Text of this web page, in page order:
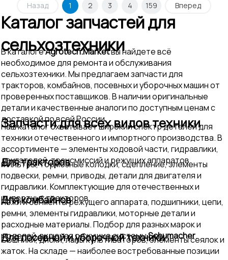
Назад 1 2 3 4 159 Вперед
Каталог запчастей для
сельхозтехники
В каталогеAgrotech.Marketвы найдете всё
необходимое для ремонта и обслуживания
сельхозтехники. Мы предлагаем запчасти для
тракторов, комбайнов, посевных и уборочных машин от
проверенных поставщиков. В наличии оригинальные
детали и качественные аналоги по доступным ценам с
доставкой по всей России.
Запчасти для всех видов техники
Наш каталог охватывает широкий спектр деталей для
техники отечественного и импортного производства. В
ассортименте — элементы ходовой части, гидравлики,
двигателей, трансмиссий и режущих аппаратов.
Для тракторов
Фильтры, тормозные колодки, сцепление, элементы
подвески, ремни, приводы, детали для двигателя и
гидравлики. Комплектующие для отечественных и
импортных тракторов.
Для комбайнов
Ножи и сегменты режущего аппарата, подшипники, цепи,
ремни, элементы гидравлики, моторные детали и
расходные материалы. Подбор для разных марок и
моделей, включая режущие системыSchumacher.
Для посевной и уборочной техники
Сошники, диски, лапы культиваторов, элементы сеялок и
жаток. На складе — наиболее востребованные позиции